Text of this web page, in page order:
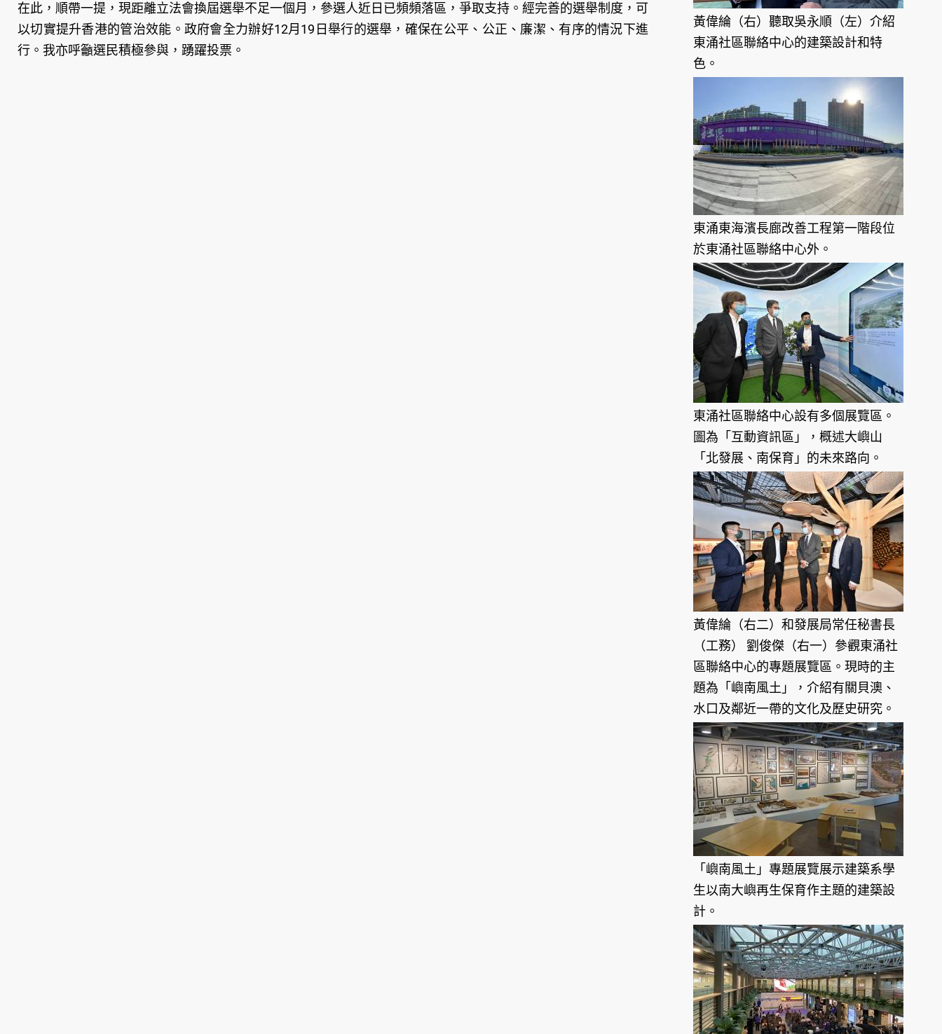
在此，順帶一提，現距離立法會換屆選舉不足一個月，參選人近日已頻頻落區，爭取支持。經完善的選舉制度，可
以切實提升香港的管治效能。政府會全力辦好12月19日舉行的選舉，確保在公平、公正、廉潔、有序的情況下進
行。我亦呼籲選民積極參與，踴躍投票。
黃偉綸（右）聽取吳永順（左）介紹
東涌社區聯絡中心的建築設計和特
色。
東涌東海濱長廊改善工程第一階段位
於東涌社區聯絡中心外。
東涌社區聯絡中心設有多個展覽區。
圖為「互動資訊區」，概述大嶼山
「北發展、南保育」的未來路向。
黃偉綸（右二）和發展局常任秘書長
（工務） 劉俊傑（右一）參觀東涌社
區聯絡中心的專題展覽區。現時的主
題為「嶼南風土」，介紹有關貝澳、
水口及鄰近一帶的文化及歷史研究。
「嶼南風土」專題展覽展示建築系學
生以南大嶼再生保育作主題的建築設
計。